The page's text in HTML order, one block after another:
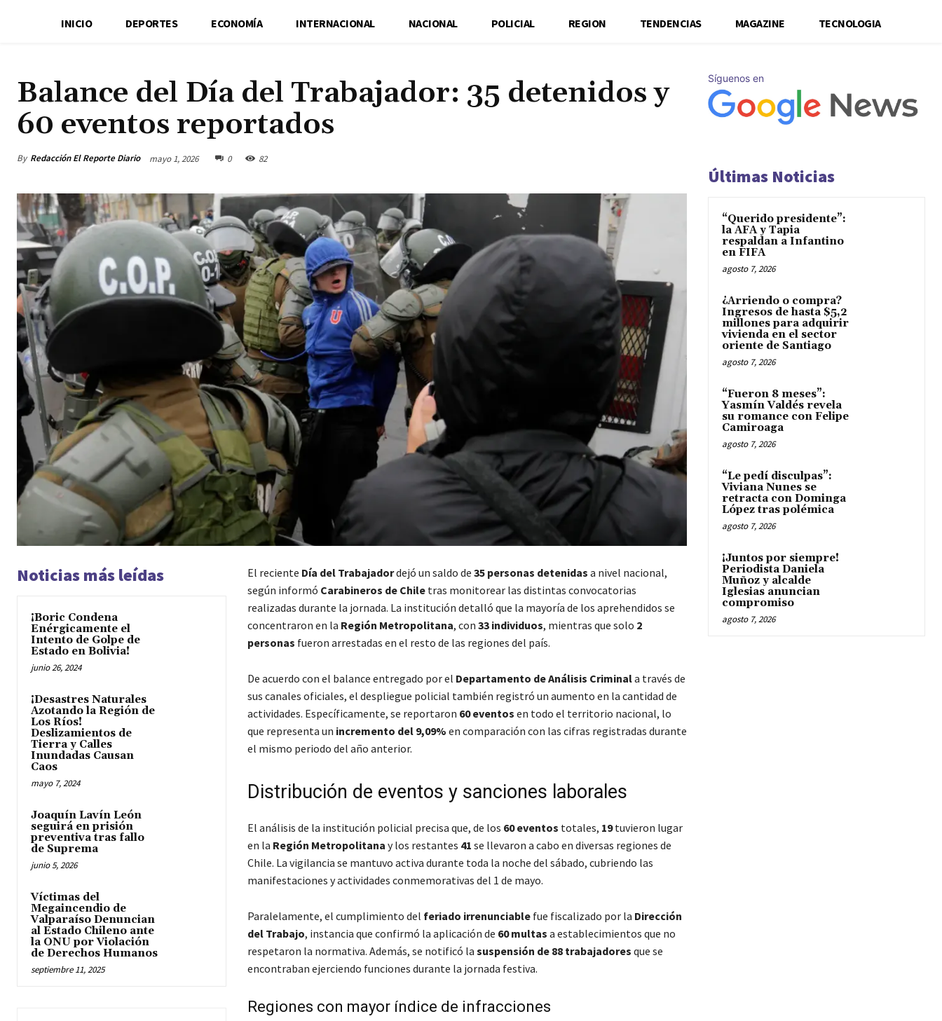
INICIO DEPORTES ECONOMÍA INTERNACIONAL NACIONAL POLICIAL REGION TENDENCIAS MAGAZINE TECNOLOGIA
Balance del Día del Trabajador: 35 detenidos y
60 eventos reportados
By Redacción El Reporte Diario mayo 1, 2026 0 82
Noticias más leídas
¡Boric Condena
Enérgicamente el
Intento de Golpe de
Estado en Bolivia!
junio 26, 2024
¡Desastres Naturales
Azotando la Región de
Los Ríos!
Deslizamientos de
Tierra y Calles
Inundadas Causan
Caos
mayo 7, 2024
Joaquín Lavín León
seguirá en prisión
preventiva tras fallo
de Suprema
junio 5, 2026
Víctimas del
Megaincendio de
Valparaíso Denuncian
al Estado Chileno ante
la ONU por Violación
de Derechos Humanos
septiembre 11, 2025
El reciente Día del Trabajadordejó un saldo de 35 personas detenidas a nivel nacional,
según informó Carabineros de Chiletras monitorear las distintas convocatorias
realizadas durante la jornada. La institución detalló que la mayoría de los aprehendidos se
concentraron en la Región Metropolitana, con 33 individuos, mientras que solo 2
personas fueron arrestadas en el resto de las regiones del país.
De acuerdo con el balance entregado por el Departamento de Análisis Criminala través de
sus canales oficiales, el despliegue policial también registró un aumento en la cantidad de
actividades. Específicamente, se reportaron 60 eventos en todo el territorio nacional, lo
que representa un incremento del 9,09% en comparación con las cifras registradas durante
el mismo periodo del año anterior.
Distribución de eventos y sanciones laborales
El análisis de la institución policial precisa que, de los 60 eventos totales, 19tuvieron lugar
en la Región Metropolitana y los restantes 41 se llevaron a cabo en diversas regiones de
Chile. La vigilancia se mantuvo activa durante toda la noche del sábado, cubriendo las
manifestaciones y actividades conmemorativas del 1 de mayo.
Paralelamente, el cumplimiento del feriado irrenunciablefue fiscalizado por la Dirección
del Trabajo, instancia que confirmó la aplicación de 60 multas a establecimientos que no
respetaron la normativa. Además, se notificó la suspensión de 88 trabajadores que se
encontraban ejerciendo funciones durante la jornada festiva.
Regiones con mayor índice de infracciones
Síguenos en
Últimas Noticias
“Querido presidente”:
la AFA y Tapia
respaldan a Infantino
en FIFA
agosto 7, 2026
¿Arriendo o compra?
Ingresos de hasta $5,2
millones para adquirir
vivienda en el sector
oriente de Santiago
agosto 7, 2026
“Fueron 8 meses”:
Yasmín Valdés revela
su romance con Felipe
Camiroaga
agosto 7, 2026
“Le pedí disculpas”:
Viviana Nunes se
retracta con Dominga
López tras polémica
agosto 7, 2026
¡Juntos por siempre!
Periodista Daniela
Muñoz y alcalde
Iglesias anuncian
compromiso
agosto 7, 2026